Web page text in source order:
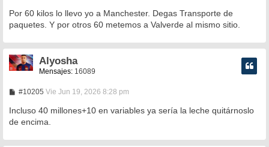
n
s
a
e
Por 60 kilos lo llevo yo a Manchester. Degas Transporte de
paquetes. Y por otros 60 metemos a Valverde al mismo sitio.
Alyosha
Mensajes: 16089
#10205M
n
s
a
e
Vie Jun 19, 2026 8:28 pm
Incluso 40 millones+10 en variables ya sería la leche quitárnoslo
de encima.